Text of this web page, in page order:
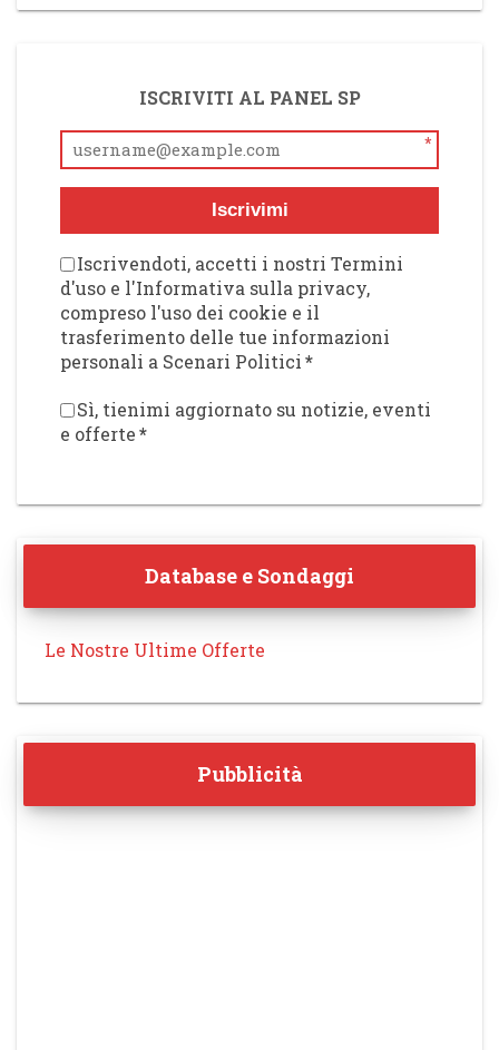
ISCRIVITI AL PANEL SP
*
Iscrivimi
Iscrivendoti, accetti i nostri Termini
d'uso e l'Informativa sulla privacy,
compreso l'uso dei cookie e il
trasferimento delle tue informazioni
personali a Scenari Politici*
Sì, tienimi aggiornato su notizie, eventi
e offerte*
Database e Sondaggi
Le Nostre Ultime Offerte
Pubblicità